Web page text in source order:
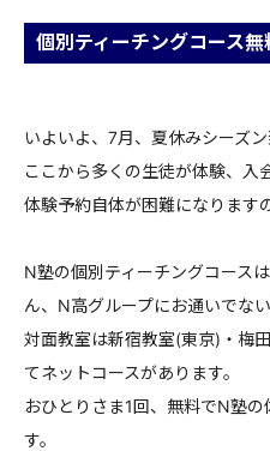
個別ティーチングコース
いよいよ、7月、夏休みシーズン
ここから多くの生徒が体験、入
体験予約自体が困難になります
N塾の個別ティーチングコース
ん、N高グループにお通いでな
対面教室は新宿教室(東京)・梅
てネットコースがあります。
おひとりさま1回、無料でN塾
す。